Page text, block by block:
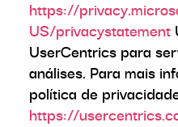
https://
US/privacystatement
UserCentrics para
análises. Para mais
política de
https://